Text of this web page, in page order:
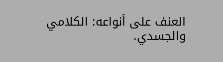
العنف على أنواعه: الكلامي
والجسدي.